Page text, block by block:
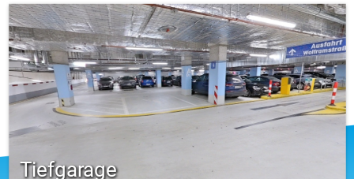
Tiefgarage